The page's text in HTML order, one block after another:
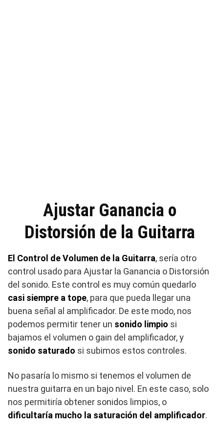
Ajustar Ganancia o
Distorsión de la Guitarra
El Control de Volumen de la Guitarra, sería otro
control usado para Ajustar la Ganancia o Distorsión
del sonido. Este control es muy común quedarlo
casi siempre a tope, para que pueda llegar una
buena señal al amplificador. De este modo, nos
podemos permitir tener un sonido limpio si
bajamos el volumen o gain del amplificador, y
sonido saturado si subimos estos controles.
No pasaría lo mismo si tenemos el volumen de
nuestra guitarra en un bajo nivel. En este caso, solo
nos permitiría obtener sonidos limpios, o
dificultaría mucho la saturación del amplificador.